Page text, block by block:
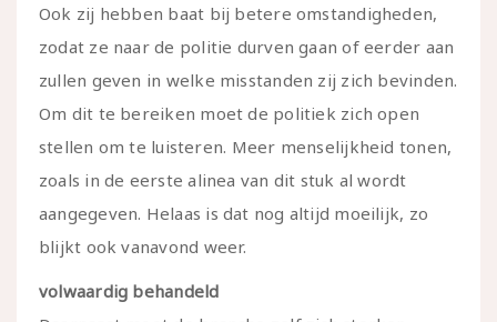
Ook zij hebben baat bij betere omstandigheden,
zodat ze naar de politie durven gaan of eerder aan
zullen geven in welke misstanden zij zich bevinden.
Om dit te bereiken moet de politiek zich open
stellen om te luisteren. Meer menselijkheid tonen,
zoals in de eerste alinea van dit stuk al wordt
aangegeven. Helaas is dat nog altijd moeilijk, zo
blijkt ook vanavond weer.
volwaardig behandeld